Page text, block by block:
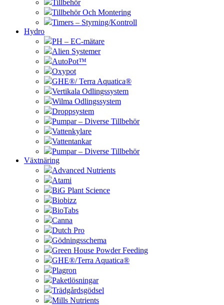
Tillbehör
Tillbehör Och Montering
Timers – Styrning/Kontroll
Hydro
PH – EC-mätare
Alien Systemer
AutoPot™
Oxypot
GHE®/ Terra Aquatica®
Vertikala Odlingssystem
Wilma Odlingssystem
Droppsystem
Pumpar – Diverse Tillbehör
Vattenkylare
Vattentankar
Pumpar – Diverse Tillbehör
Växtnäring
Advanced Nutrients
Atami
BiG Plant Science
Biobizz
BioTabs
Canna
Dutch Pro
Gödningsschema
Green House Powder Feeding
GHE®/Terra Aquatica®
Plagron
Paketlösningar
Trädgårdsgödsel
Mills Nutrients